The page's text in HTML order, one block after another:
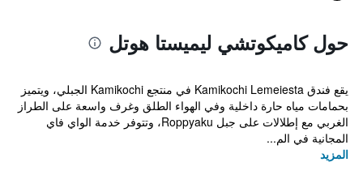
حول كاميكوتشي ليميستا هوتل
يقع فندق Kamikochi Lemeiesta في منتجع Kamikochi الجبلي، ويتميز
بحمامات مياه حارة داخلية وفي الهواء الطلق وغرف واسعة على الطراز
الغربي مع إطلالات على جبل Roppyaku، وتتوفر خدمة الواي فاي
المجانية في الم...
المزيد